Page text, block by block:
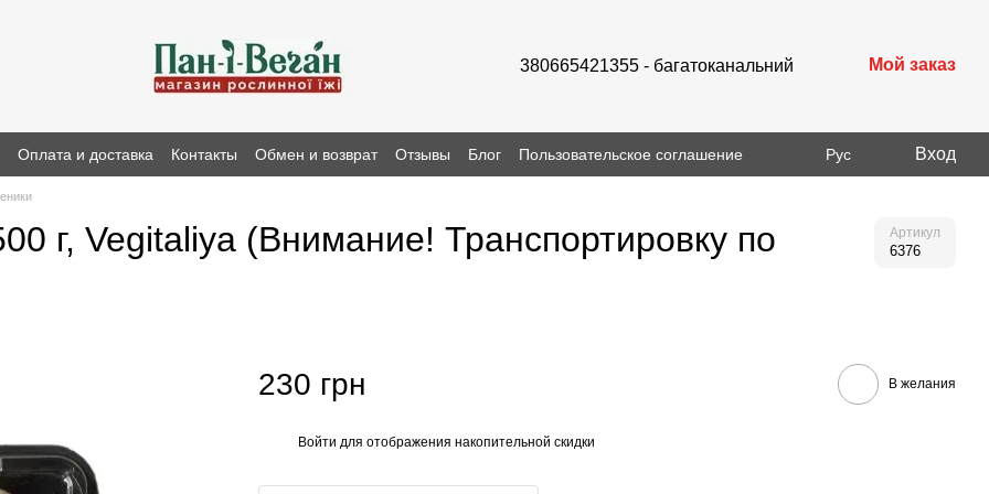
380665421355 - багатоканальний Мой заказ
Оплата и доставка Контакты Обмен и возврат Отзывы Блог Пользовательское соглашение Рус Вход
г, Vegitaliya (Внимание! Транспортировку по Артикул
6376
230 грн В желания
Войти для отображения накопительной скидки